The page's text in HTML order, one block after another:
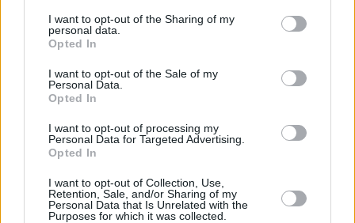
I want to opt-out of the Sharing of my
personal data.
Opted In
I want to opt-out of the Sale of my
Personal Data.
Opted In
I want to opt-out of processing my
Personal Data for Targeted Advertising.
Opted In
I want to opt-out of Collection, Use,
Retention, Sale, and/or Sharing of my
Personal Data that Is Unrelated with the
Purposes for which it was collected.